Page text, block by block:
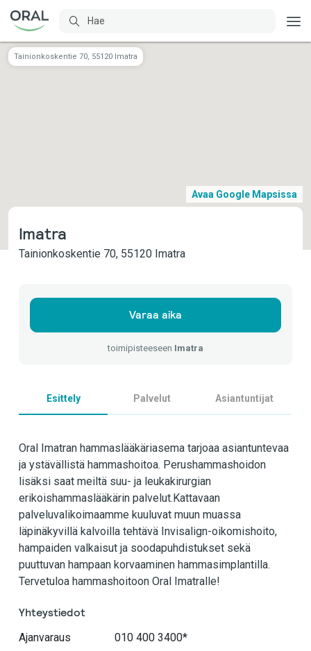
Tainionkoskentie 70, 55120 Imatra
Avaa Google Mapsissa
Imatra
Tainionkoskentie 70, 55120 Imatra
Varaa aika
toimipisteeseen Imatra
Esittely Palvelut Asiantuntijat
Oral Imatran hammaslääkäriasema tarjoaa asiantuntevaa
ja ystävällistä hammashoitoa. Perushammashoidon
lisäksi saat meiltä suu- ja leukakirurgian
erikoishammaslääkärin palvelut.Kattavaan
palveluvalikoimaamme kuuluvat muun muassa
läpinäkyvillä kalvoilla tehtävä Invisalign-oikomishoito,
hampaiden valkaisut ja soodapuhdistukset sekä
puuttuvan hampaan korvaaminen hammasimplantilla.
Tervetuloa hammashoitoon Oral Imatralle!
Yhteystiedot
Ajanvaraus
010 400 3400*